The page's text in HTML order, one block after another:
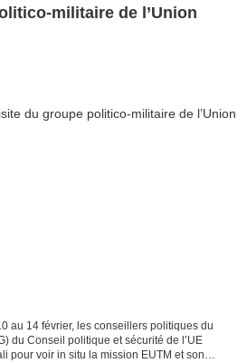
militaire de l’Union
au 14 février, les conseillers politiques du
du Conseil politique et sécurité de l’UE
pour voir in situ la mission EUTM et son